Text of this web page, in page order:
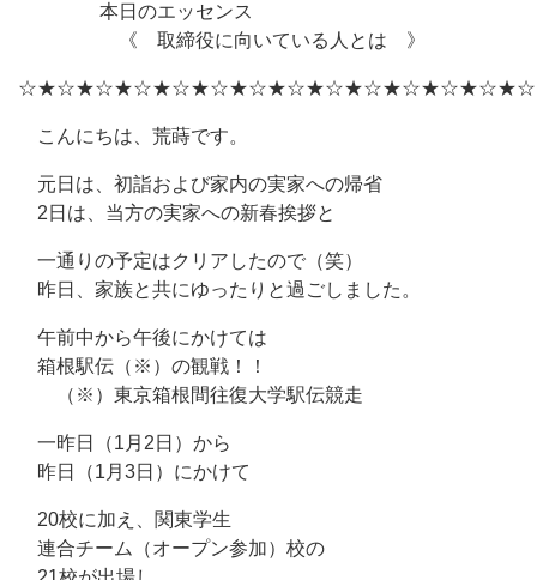
本日のエッセンス
《 取締役に向いている人とは 》
こんにちは、荒蒔です。
元日は、初詣および家内の実家への帰省
2日は、当方の実家への新春挨拶と
一通りの予定はクリアしたので（笑）
昨日、家族と共にゆったりと過ごしました。
午前中から午後にかけては
箱根駅伝（※）の観戦！！
（※）東京箱根間往復大学駅伝競走
一昨日（1月2日）から
昨日（1月3日）にかけて
20校に加え、関東学生
連合チーム（オープン参加）校の